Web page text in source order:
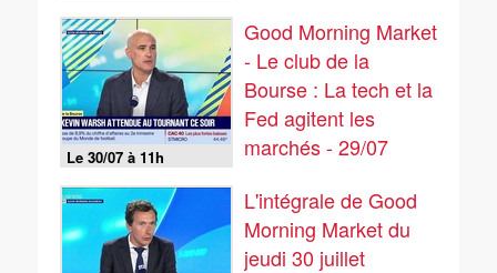
Alpes - 29/07
Le 30/07 à 11h
Good Morning Market
- Le club de la
Bourse : La tech et la
Fed agitent les
marchés - 29/07
L'intégrale de Good
Morning Market du
jeudi 30 juillet